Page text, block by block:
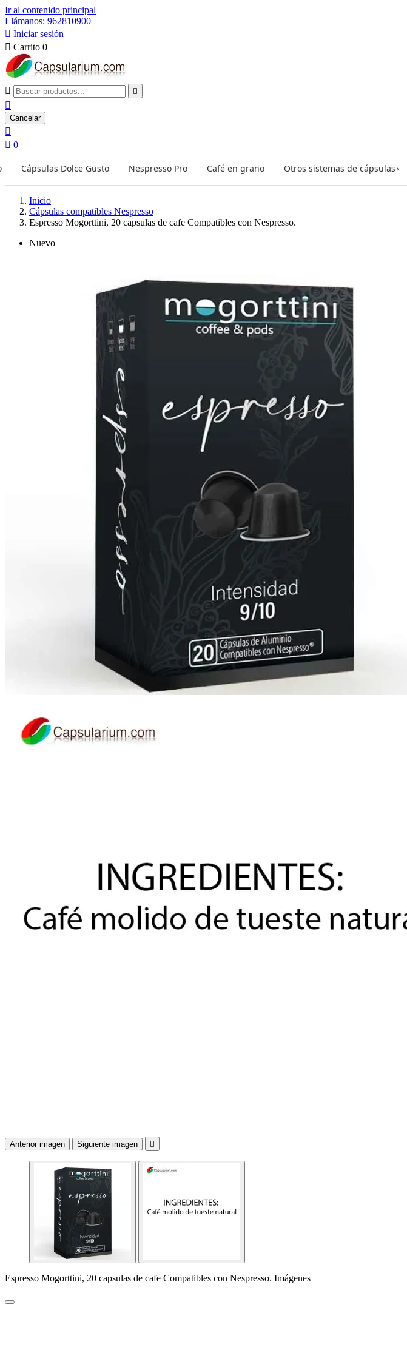
Ir al contenido principal
Llámanos: 962810900
 Iniciar sesión
 Carrito 0
 

Cancelar

 0
Cápsulas Dolce Gusto Nespresso Pro Café en grano Otros sistemas de cápsulas›
Inicio
Cápsulas compatibles Nespresso
Espresso Mogorttini, 20 capsulas de cafe Compatibles con Nespresso.
Nuevo
Anterior imagen Siguiente imagen 
Espresso Mogorttini, 20 capsulas de cafe Compatibles con Nespresso. Imágenes